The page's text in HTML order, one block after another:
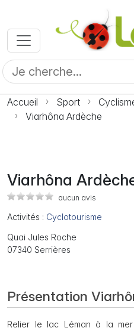
Accueil Sport
Viarhôna Ardèche
Viarhôna
aucun avis
Activités : Cyclotourisme
Quai Jules Roche
07340 Serrières
Présentation
Relier le lac Léman à la